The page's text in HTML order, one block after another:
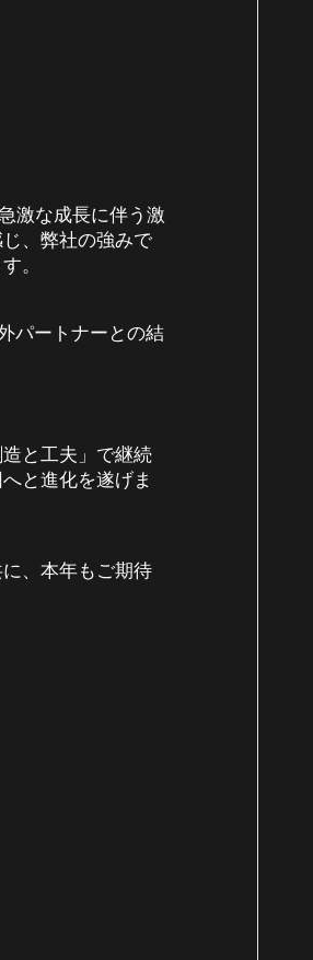
激な成長に伴う激
、弊社の強みで
。
パートナーとの結
と工夫」で継続
と進化を遂げま
、本年もご期待